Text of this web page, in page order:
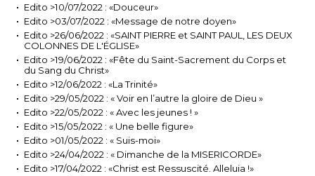
Edito >10/07/2022 : «Douceur»
Edito >03/07/2022 : «Message de notre doyen»
Edito >26/06/2022 : «SAINT PIERRE et SAINT PAUL, LES DEUX
COLONNES DE L'ÉGLISE»
Edito >19/06/2022 : «Fête du Saint-Sacrement du Corps et
du Sang du Christ»
Edito >12/06/2022 : «La Trinité»
Edito >29/05/2022 : « Voir en l’autre la gloire de Dieu »
Edito >22/05/2022 : « Avec les jeunes ! »
Edito >15/05/2022 : « Une belle figure»
Edito >01/05/2022 : « Suis-moi»
Edito >24/04/2022 : « Dimanche de la MISERICORDE»
Edito >17/04/2022 : «Christ est Ressuscité. Alleluia !»